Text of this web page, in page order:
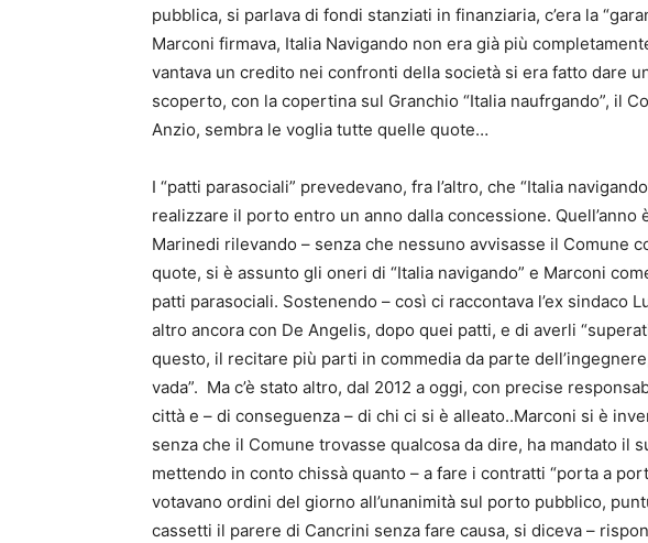
pubblica, si parlava di fondi stanziati in finanziaria, c’era la
Marconi firmava, Italia Navigando non era già più
vantava un credito nei confronti della società si era fatto dare
scoperto, con la copertina sul Granchio “Italia naufrgando”, il
Anzio, sembra le voglia tutte quelle quote…
I “patti parasociali” prevedevano, fra l’altro, che “Italia
realizzare il porto entro un anno dalla concessione. Quell’anno
Marinedi rilevando – senza che nessuno avvisasse il Comune
quote, si è assunto gli oneri di “Italia navigando” e Marconi
patti parasociali. Sostenendo – così ci raccontava l’ex sindaco
altro ancora con De Angelis, dopo quei patti, e di averli
questo, il recitare più parti in commedia da parte
vada”. Ma c’è stato altro, dal 2012 a oggi, con precise
città e – di conseguenza – di chi ci si è alleato..Marconi si è
senza che il Comune trovasse qualcosa da dire, ha mandato il
mettendo in conto chissà quanto – a fare i contratti “porta a
votavano ordini del giorno all’unanimità sul porto pubblico,
cassetti il parere di Cancrini senza fare causa, si diceva –